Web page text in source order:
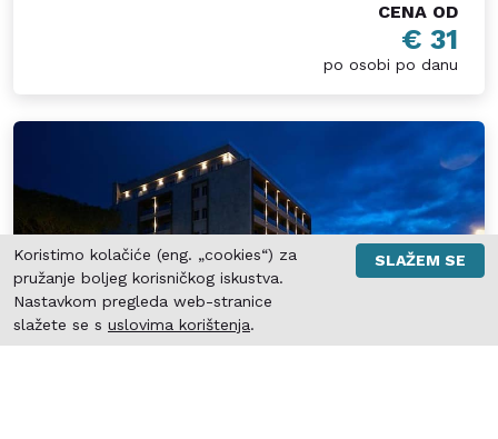
CENA OD
€ 31
po osobi po danu
Koristimo kolačiće (eng. „cookies“) za
pružanje boljeg korisničkog iskustva.
Nastavkom pregleda web-stranice
slažete se s uslovima korištenja.
SLAŽEM SE